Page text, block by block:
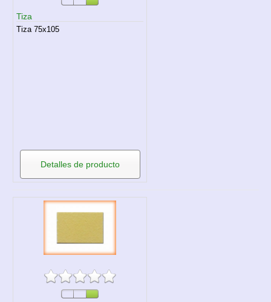
Tiza
Tiza 75x105
Detalles de producto